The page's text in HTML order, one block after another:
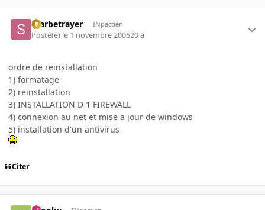
Starbetrayer INpactien
Posté(e) le 1 novembre 200520 a
ordre de reinstallation
1) formatage
2) reinstallation
3) INSTALLATION D 1 FIREWALL
4) connexion au net et mise a jour de windows
5) installation d'un antivirus
Citer